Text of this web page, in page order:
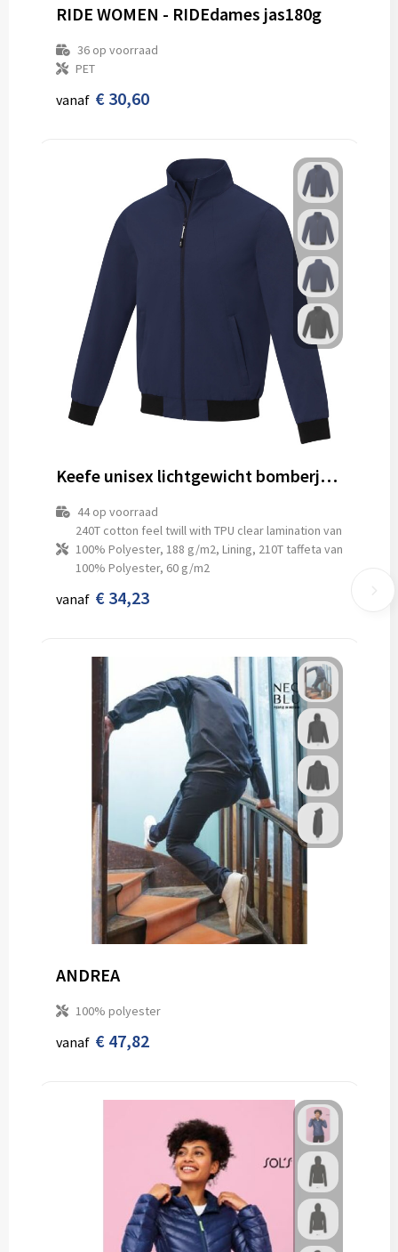
RIDE WOMEN - RIDEdames jas180g
36op voorraad
PET
vanaf € 30,60
Keefe unisex lichtgewicht bomberjack
44op voorraad
240T cotton feel twill with TPU clear lamination van
100% Polyester, 188 g/m2, Lining, 210T taffeta van
100% Polyester, 60 g/m2
vanaf € 34,23
ANDREA
100% polyester
vanaf € 47,82